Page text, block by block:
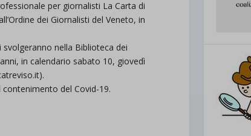
per giornalisti La Carta di
dei Giornalisti del Veneto, in
nella Biblioteca dei
in calendario sabato 10, giovedì
del Covid-19.